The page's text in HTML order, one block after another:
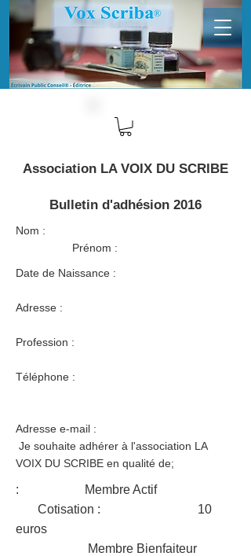
Association LA VOIX DU SCRIBE
Bulletin d'adhésion 2016
Nom :
Prénom :
Date de Naissance :
Adresse :
Profession :
Téléphone :
Adresse e-mail :
Je souhaite adhérer à l'association LA
VOIX DU SCRIBE en qualité de;
: Membre Actif
Cotisation : 10
euros
Membre Bienfaiteur